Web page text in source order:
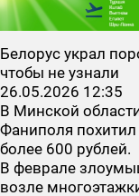
Белорус украл
чтобы не узнали
26.05.2026 12:35
В Минской
Фаниполя
более 600 рублей.
В феврале
возле